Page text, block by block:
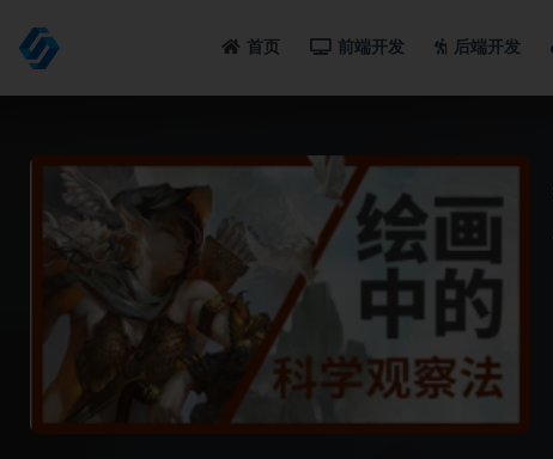
首页 前端开发 后端开发